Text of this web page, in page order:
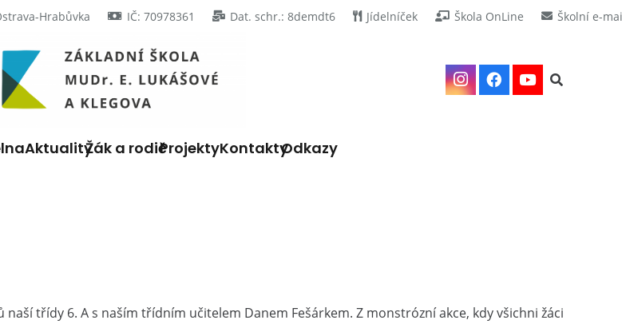
Hrabůvka IČ: 70978361 Dat. schr.: 8demdt6 Jídelníček Škola OnLine Školní e-
AktualityŽák a rodičProjektyKontaktyOdkazy
třídy 6. A s naším třídním učitelem Danem Fešárkem. Z monstrózní akce, kdy všichni žáci